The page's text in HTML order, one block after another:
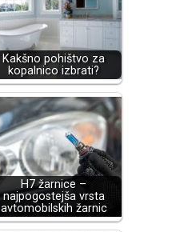
Kakšno pohištvo za
kopalnico izbrati?
H7 žarnice –
najpogostejša vrsta
avtomobilskih žarnic